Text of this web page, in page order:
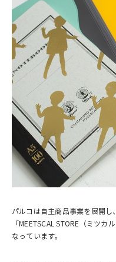
パルコは自主商品事業を展開
「MEETSCAL STORE（ミツ
なっています。